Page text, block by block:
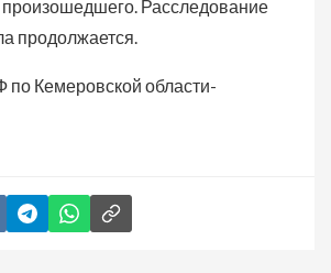
произошедшего. Расследование
продолжается.
Кемеровской области-